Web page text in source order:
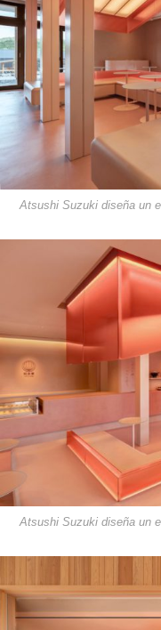
Atsushi Suzuki diseña un
Atsushi Suzuki diseña un